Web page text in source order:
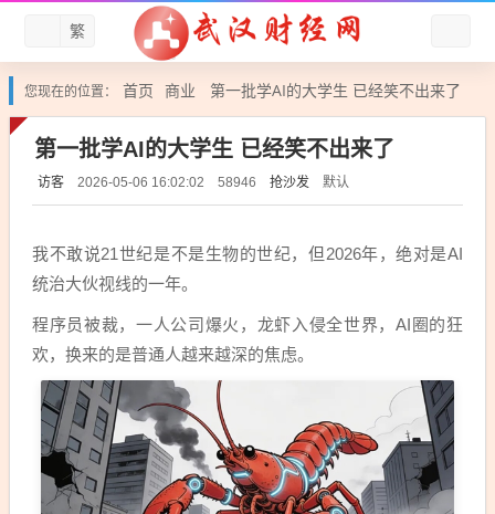
繁
您现在的位置： 首页 商业 第一批学AI的大学生 已经笑不出来了
第一批学AI的大学生 已经笑不出来了
访客 2026-05-06 16:02:02 58946 抢沙发 默认
我不敢说21世纪是不是生物的世纪，但2026年，绝对是AI
统治大伙视线的一年。
程序员被裁，一人公司爆火，龙虾入侵全世界，AI圈的狂
欢，换来的是普通人越来越深的焦虑。